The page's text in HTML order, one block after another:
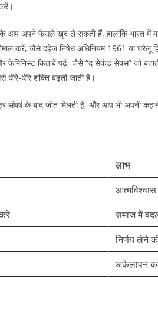
आप अपने फैसले खुद ले सकती हैं, हालांकि भारत में
करें, जैसे दहेज निषेध अधिनियम 1961 या घरेलू
फेमिनिस्ट किताबें पढ़ें, जैसे “द सेकंड सेक्स” जो
धीरे-धीरे शक्ति बढ़ती जाती है।​
संघर्ष के बाद जीत मिलती है, और आप भी अपनी
लाभ
समाज में
निर्णय लेने
अकेलापन